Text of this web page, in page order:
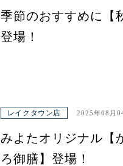
季節のおすすめに【
登場！
レイクタウン店 2025年08月
みよたオリジナル【
ろ御膳】登場！